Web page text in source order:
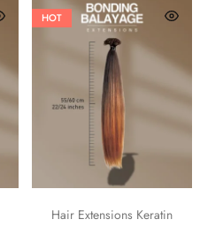
HOT
Hair Extensions Keratin